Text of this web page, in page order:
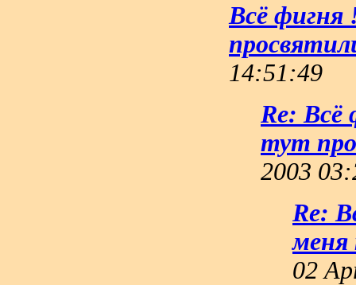
Всё
14:51:49
Re:
тут
2003
Re:
меня
02